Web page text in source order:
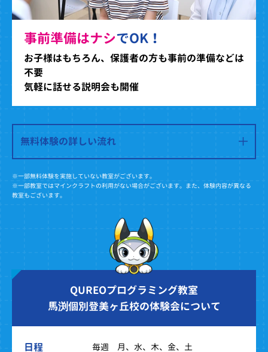
事前準備はナシでOK！
お子様はもちろん、保護者の方も事前の準備などは
不要
気軽に話せる説明会も開催
無料体験の詳しい流れ
※一部無料体験を実施していない教室がございます。
※一部教室ではマインクラフトの利用がない場合がございます。また、体験内容が異なる
教室もございます。
QUREOプログラミング教室
馬渕個別登美ヶ丘校の体験会について
日程 毎週 月、水、木、金、土